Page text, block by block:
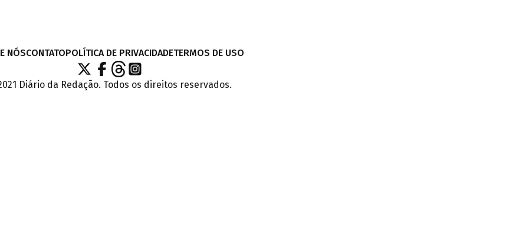
NÓSCONTATOPOLÍTICA DE PRIVACIDADETERMOS DE USO
Diário da Redação. Todos os direitos reservados.